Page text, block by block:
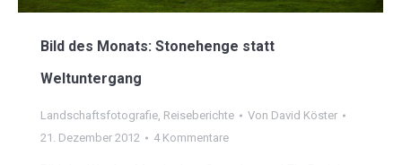
Bild des Monats: Stonehenge statt
Weltuntergang
Landschaftsfotografie, Reiseberichte Von David Köster
21. Dezember 2012
4 Kommentare